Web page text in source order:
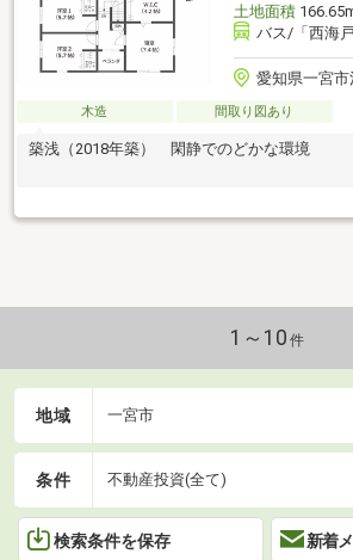
土地面積
バス/「西海
愛知県一宮
木造 間取り図あり
築浅（2018年築） 閑静でのどかな環境
1～10 件
地域 一宮市
条件 不動産投資(全て)
検索条件を保存 新着